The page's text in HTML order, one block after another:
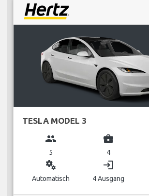
TESLA MODEL 3
group
5
business_center
4
miscellaneous_services
Automatisch
login
4 Ausgang